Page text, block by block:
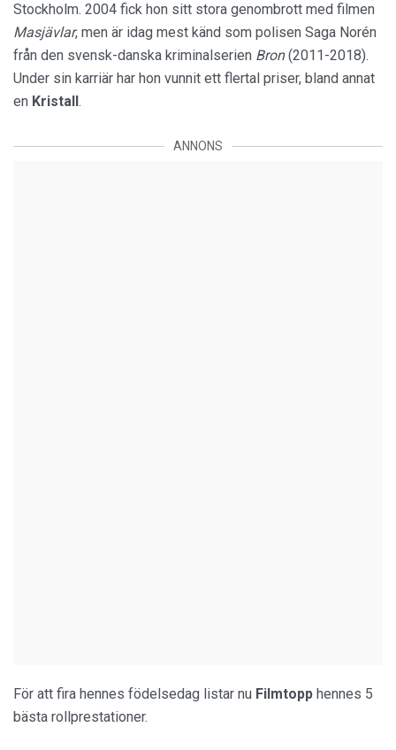
Stockholm. 2004 fick hon sitt stora genombrott med filmen
Masjävlar, men är idag mest känd som polisen Saga Norén
från den svensk-danska kriminalserien Bron(2011-2018).
Under sin karriär har hon vunnit ett flertal priser, bland annat
en Kristall.
ANNONS
För att fira hennes födelsedag listar nu Filmtopp hennes 5
bästa rollprestationer.